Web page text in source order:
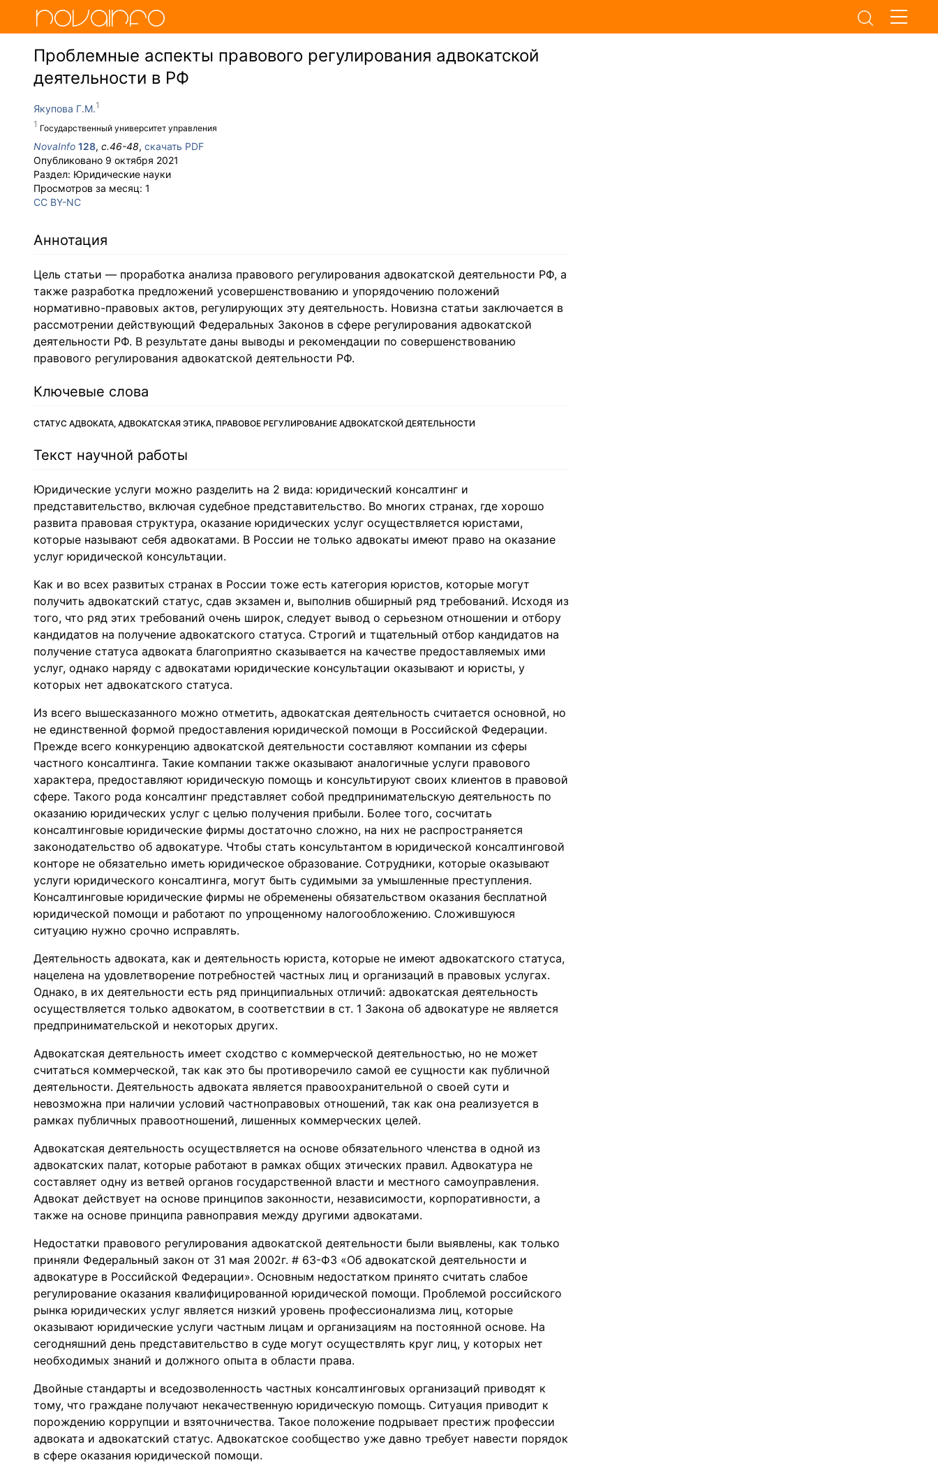
Проблемные аспекты правового регулирования адвокатской
деятельности в РФ
Якупова Г.М.
Государственный университет управления
NovaInfo 128, с.46-48, скачать PDF
Опубликовано 9 октября 2021
Раздел: Юридические науки
Просмотров за месяц: 1
CC BY-NC
Аннотация
Цель статьи — проработка анализа правового регулирования адвокатской деятельности РФ, а
также разработка предложений усовершенствованию и упорядочению положений
нормативно-правовых актов, регулирующих эту деятельность. Новизна статьи заключается в
рассмотрении действующий Федеральных Законов в сфере регулирования адвокатской
деятельности РФ. В результате даны выводы и рекомендации по совершенствованию
правового регулирования адвокатской деятельности РФ.
Ключевые слова
СТАТУС АДВОКАТА, АДВОКАТСКАЯ ЭТИКА, ПРАВОВОЕ РЕГУЛИРОВАНИЕ АДВОКАТСКОЙ ДЕЯТЕЛЬНОСТИ
Текст научной работы
Юридические услуги можно разделить на 2 вида: юридический консалтинг и
представительство, включая судебное представительство. Во многих странах, где хорошо
развита правовая структура, оказание юридических услуг осуществляется юристами,
которые называют себя адвокатами. В России не только адвокаты имеют право на оказание
услуг юридической консультации.
Как и во всех развитых странах в России тоже есть категория юристов, которые могут
получить адвокатский статус, сдав экзамен и, выполнив обширный ряд требований. Исходя из
того, что ряд этих требований очень широк, следует вывод о серьезном отношении и отбору
кандидатов на получение адвокатского статуса. Строгий и тщательный отбор кандидатов на
получение статуса адвоката благоприятно сказывается на качестве предоставляемых ими
услуг, однако наряду с адвокатами юридические консультации оказывают и юристы, у
которых нет адвокатского статуса.
Из всего вышесказанного можно отметить, адвокатская деятельность считается основной, но
не единственной формой предоставления юридической помощи в Российской Федерации.
Прежде всего конкуренцию адвокатской деятельности составляют компании из сферы
частного консалтинга. Такие компании также оказывают аналогичные услуги правового
характера, предоставляют юридическую помощь и консультируют своих клиентов в правовой
сфере. Такого рода консалтинг представляет собой предпринимательскую деятельность по
оказанию юридических услуг с целью получения прибыли. Более того, сосчитать
консалтинговые юридические фирмы достаточно сложно, на них не распространяется
законодательство об адвокатуре. Чтобы стать консультантом в юридической консалтинговой
конторе не обязательно иметь юридическое образование. Сотрудники, которые оказывают
услуги юридического консалтинга, могут быть судимыми за умышленные преступления.
Консалтинговые юридические фирмы не обременены обязательством оказания бесплатной
юридической помощи и работают по упрощенному налогообложению. Сложившуюся
ситуацию нужно срочно исправлять.
Деятельность адвоката, как и деятельность юриста, которые не имеют адвокатского статуса,
нацелена на удовлетворение потребностей частных лиц и организаций в правовых услугах.
Однако, в их деятельности есть ряд принципиальных отличий: адвокатская деятельность
осуществляется только адвокатом, в соответствии в ст. 1 Закона об адвокатуре не является
предпринимательской и некоторых других.
Адвокатская деятельность имеет сходство с коммерческой деятельностью, но не может
считаться коммерческой, так как это бы противоречило самой ее сущности как публичной
деятельности. Деятельность адвоката является правоохранительной о своей сути и
невозможна при наличии условий частноправовых отношений, так как она реализуется в
рамках публичных правоотношений, лишенных коммерческих целей.
Адвокатская деятельность осуществляется на основе обязательного членства в одной из
адвокатских палат, которые работают в рамках общих этических правил. Адвокатура не
составляет одну из ветвей органов государственной власти и местного самоуправления.
Адвокат действует на основе принципов законности, независимости, корпоративности, а
также на основе принципа равноправия между другими адвокатами.
Недостатки правового регулирования адвокатской деятельности были выявлены, как только
приняли Федеральный закон от 31 мая 2002г. # 63-ФЗ «Об адвокатской деятельности и
адвокатуре в Российской Федерации». Основным недостатком принято считать слабое
регулирование оказания квалифицированной юридической помощи. Проблемой российского
рынка юридических услуг является низкий уровень профессионализма лиц, которые
оказывают юридические услуги частным лицам и организациям на постоянной основе. На
сегодняшний день представительство в суде могут осуществлять круг лиц, у которых нет
необходимых знаний и должного опыта в области права.
Двойные стандарты и вседозволенность частных консалтинговых организаций приводят к
тому, что граждане получают некачественную юридическую помощь. Ситуация приводит к
порождению коррупции и взяточничества. Такое положение подрывает престиж профессии
адвоката и адвокатский статус. Адвокатское сообщество уже давно требует навести порядок
в сфере оказания юридической помощи.